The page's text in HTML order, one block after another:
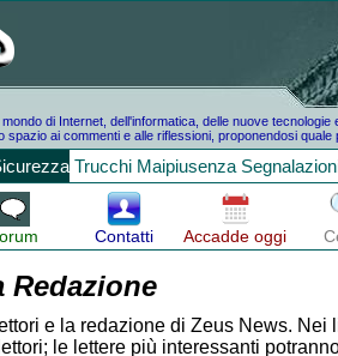
di Internet, dell'informatica, delle nuove
spazio ai commenti e alle riflessioni, proponendosi quale
Trucchi Maipiusenza
Contatti Accadde oggi
Redazione
e la redazione di Zeus News. Nei
le lettere più interessanti